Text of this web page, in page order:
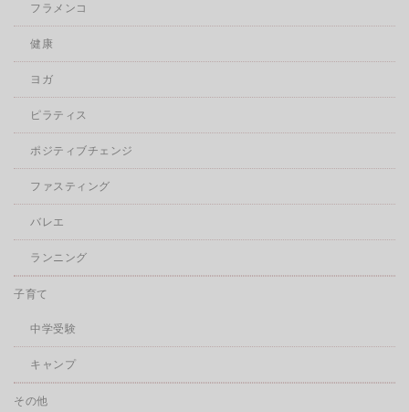
フラメンコ
健康
ヨガ
ピラティス
ポジティブチェンジ
ファスティング
バレエ
ランニング
子育て
中学受験
キャンプ
その他